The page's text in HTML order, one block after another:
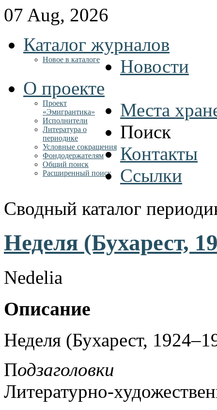
07 Aug, 2026
Каталог журналов
Новое в каталоге
Новости
О проекте
Проект
«Эмигрантика»
Исполнители
Литература о
периодике
Условные сокращения
Фондодержателям
Места
Поиск
Общий поиск
Расширенный поиск
Контакты
Ссылки
Сводный каталог
Неделя (Бухарест,
Nedelia
Описание
Неделя (Бухарест,
Подзаголовки
Литературно-